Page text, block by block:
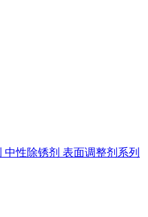
中性除锈剂 表面调整剂系列